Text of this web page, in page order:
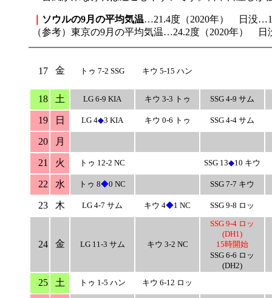
ソウルの9月の平均気温…21.4度（2020年） 日没
（参考）東京の9月の平均気温…24.2度（2020年） 日
17 金 トゥ 7-2 SSG キウ 5-15 ハン
18 土 LG 6-9 KIA キウ 3-3 トゥ SSG 4-9 サム
19 日 LG 4◆3 KIA キウ 0-6 トゥ SSG 4-4 サム
20 月
21 火 トゥ 12-2 NC SSG 13◆10 キウ
22 水 トゥ 8◆0 NC SSG 7-7 キウ
23 木 LG 4-7 サム キウ 4◆1 NC SSG 9-8 ロッ
24 金 LG 11-3 サム キウ 3-2 NC
SSG 9-4 ロッ
(DH1)
15時開始
SSG 6-6 ロッ
(DH2)
25 土 トゥ 1-5 ハン キウ 6-12 ロッ